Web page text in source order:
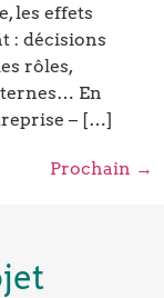
les effets
: décisions
rôles,
En
– […]
Prochain →